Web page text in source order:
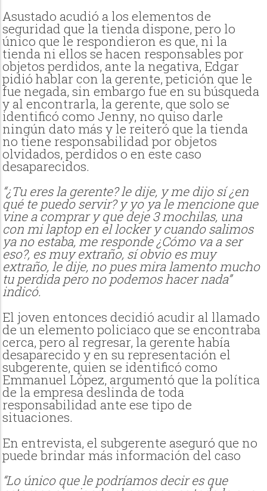
Asustado acudió a los elementos de
seguridad que la tienda dispone, pero lo
único que le respondieron es que, ni la
tienda ni ellos se hacen responsables por
objetos perdidos, ante la negativa, Edgar
pidió hablar con la gerente, petición que le
fue negada, sin embargo fue en su búsqueda
y al encontrarla, la gerente, que solo se
identificó como Jenny, no quiso darle
ningún dato más y le reiteró que la tienda
no tiene responsabilidad por objetos
olvidados, perdidos o en este caso
desaparecidos.
“¿Tu eres la gerente? le dije, y me dijo sí ¿en
qué te puedo servir? y yo ya le mencione que
vine a comprar y que deje 3 mochilas, una
con mi laptop en el locker y cuando salimos
ya no estaba, me responde ¿Cómo va a ser
eso?, es muy extraño, sí obvio es muy
extraño, le dije, no pues mira lamento mucho
tu perdida pero no podemos hacer nada”
indicó.
El joven entonces decidió acudir al llamado
de un elemento policiaco que se encontraba
cerca, pero al regresar, la gerente había
desaparecido y en su representación el
subgerente, quien se identificó como
Emmanuel López, argumentó que la política
de la empresa deslinda de toda
responsabilidad ante ese tipo de
situaciones.
En entrevista, el subgerente aseguró que no
puede brindar más información del caso
“Lo único que le podríamos decir es que